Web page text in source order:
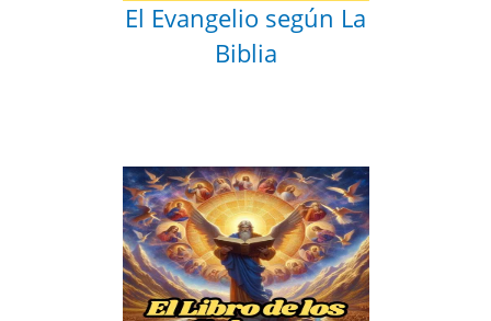
El Evangelio según La
Biblia